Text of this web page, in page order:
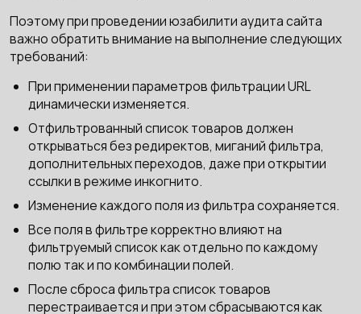
Поэтому при проведении юзабилити аудита сайта
важно обратить внимание на выполнение следующих
требований:
При применении параметров фильтрации URL
динамически изменяется.
Отфильтрованный список товаров должен
открываться без редиректов, миганий фильтра,
дополнительных переходов, даже при открытии
ссылки в режиме инкогнито.
Изменение каждого поля из фильтра сохраняется.
Все поля в фильтре корректно влияют на
фильтруемый список как отдельно по каждому
полю так и по комбинации полей.
После сброса фильтра список товаров
перестраивается и при этом сбрасываются как